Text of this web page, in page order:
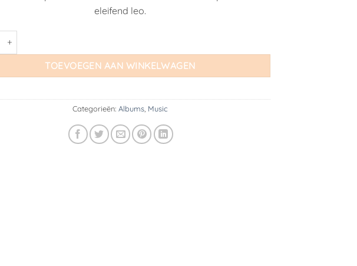
eleifend leo.
TOEVOEGEN AAN WINKELWAGEN
Categorieën: Albums Music